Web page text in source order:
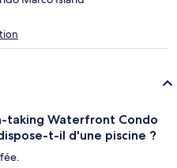
taking Waterfront Condo
t-il d'une piscine ?